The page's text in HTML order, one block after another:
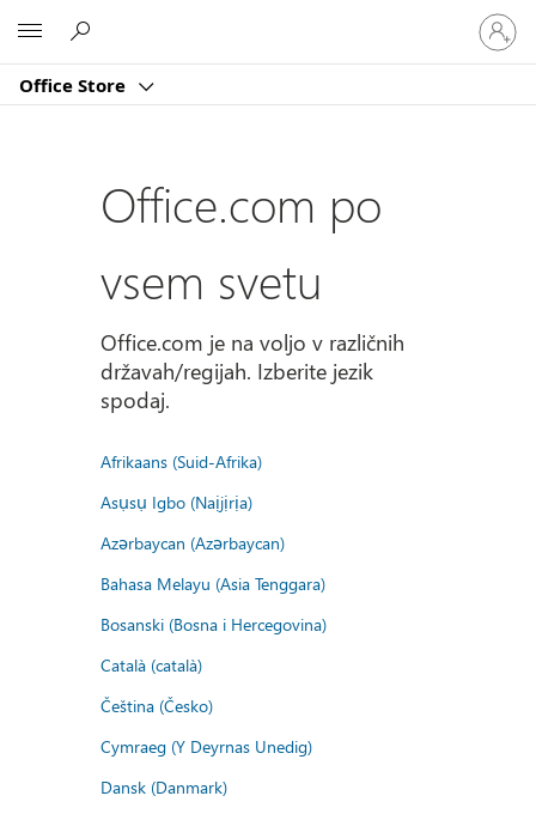
Office Store
Vpišite
se
v
račun
Office.com po
vsem svetu
Office.com je na voljo v različnih
državah/regijah. Izberite jezik
spodaj.
Afrikaans (Suid-Afrika)
Asụsụ Igbo (Naịjịrịa)
Azərbaycan (Azərbaycan)
Bahasa Melayu (Asia Tenggara)
Bosanski (Bosna i Hercegovina)
Català (català)
Čeština (Česko)
Cymraeg (Y Deyrnas Unedig)
Dansk (Danmark)